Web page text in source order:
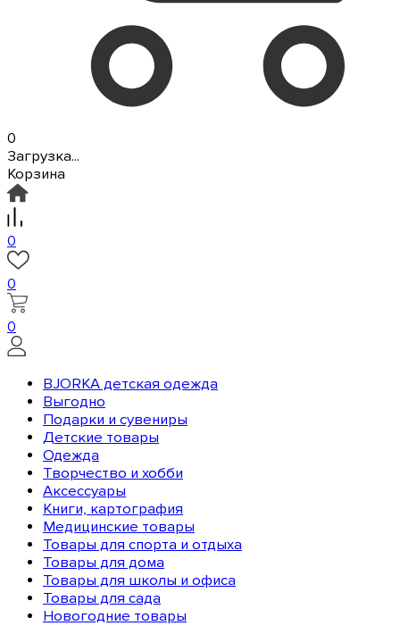
0
Загрузка...
Корзина
0
0
0
BJORKA детская одежда
Выгодно
Подарки и сувениры
Детские товары
Одежда
Творчество и хобби
Аксессуары
Книги, картография
Медицинские товары
Товары для спорта и отдыха
Товары для дома
Товары для школы и офиса
Товары для сада
Новогодние товары